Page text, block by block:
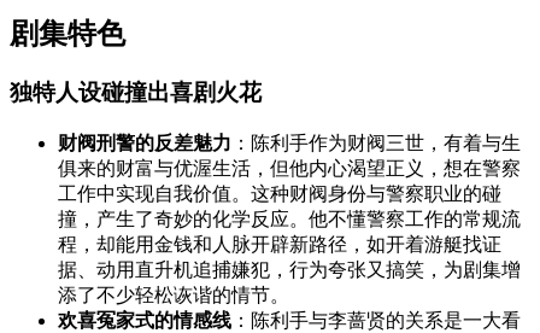
剧集特色
独特人设碰撞出喜剧火花
财阀刑警的反差魅力 ：陈利手作为财阀三世，有着与生
俱来的财富与优渥生活，但他内心渴望正义，想在警察
工作中实现自我价值。这种财阀身份与警察职业的碰
撞，产生了奇妙的化学反应。他不懂警察工作的常规流
程，却能用金钱和人脉开辟新路径，如开着游艇找证
据、动用直升机追捕嫌犯，行为夸张又搞笑，为剧集增
添了不少轻松诙谐的情节。
欢喜冤家式的情感线 ：陈利手与李蔷贤的关系是一大看